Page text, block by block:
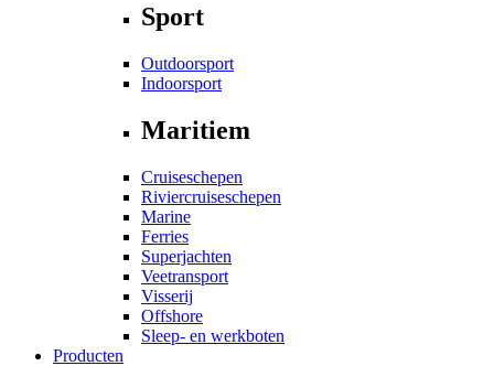
Sport
Outdoorsport
Indoorsport
Maritiem
Cruiseschepen
Riviercruiseschepen
Marine
Ferries
Superjachten
Veetransport
Visserij
Offshore
Sleep- en werkboten
Producten